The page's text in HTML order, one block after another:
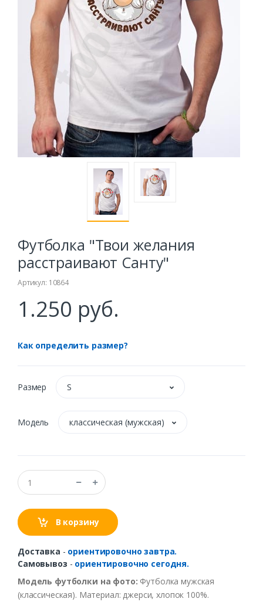
Футболка "Твои желания
расстраивают Санту"
Артикул: 10864
1.250 руб.
Как определить размер?
Размер S
Модель классическая (мужская)
В корзину
Доставка - ориентировочно завтра.
Самовывоз - ориентировочно сегодня.
Модель футболки на фото: Футболка мужская
(классическая). Материал: джерси, хлопок 100%.